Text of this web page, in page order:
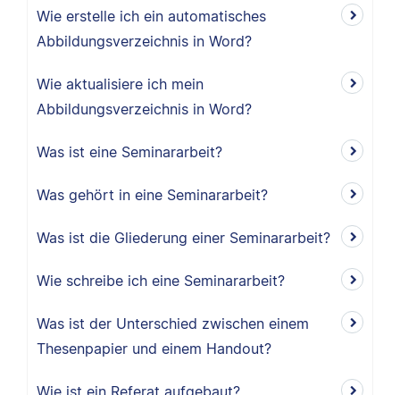
Wie erstelle ich ein automatisches
Abbildungsverzeichnis in Word?
Wie aktualisiere ich mein
Abbildungsverzeichnis in Word?
Was ist eine Seminararbeit?
Was gehört in eine Seminararbeit?
Was ist die Gliederung einer Seminararbeit?
Wie schreibe ich eine Seminararbeit?
Was ist der Unterschied zwischen einem
Thesenpapier und einem Handout?
Wie ist ein Referat aufgebaut?